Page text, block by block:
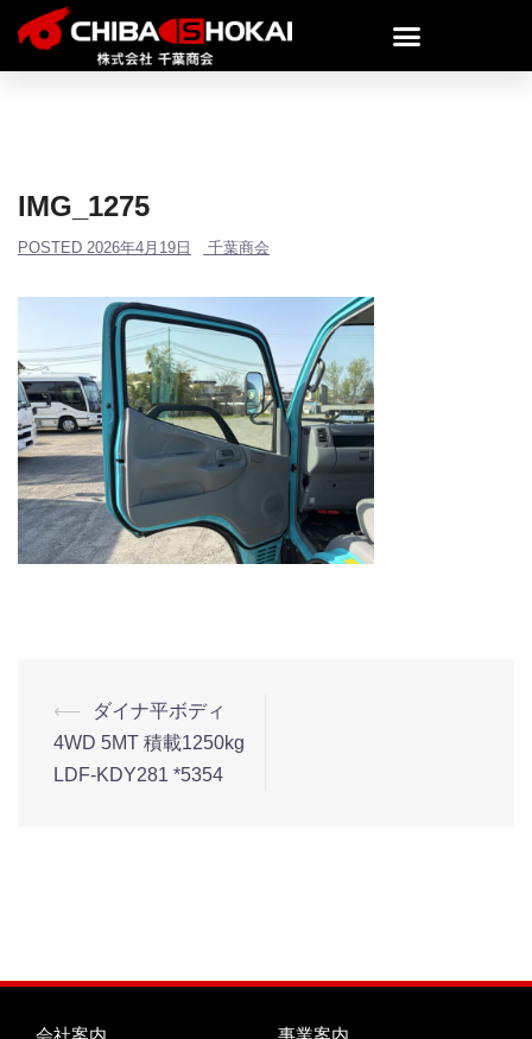
IMG_1275
POSTED 2026年4月19日 千葉商会
⟵
ダイナ平ボディ
4WD 5MT 積載1250kg
LDF-KDY281 *5354